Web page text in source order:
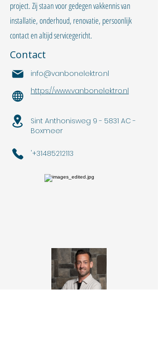
project. Zij staan voor gedegen vakkennis van
installatie, onderhoud, renovatie, persoonlijk
contact en altijd servicegericht.
Contact
info@vanbonelektro.nl
https://www.vanbonelektro.nl
Sint Anthonisweg 9 - 5831 AC -
Boxmeer
'+31485212113